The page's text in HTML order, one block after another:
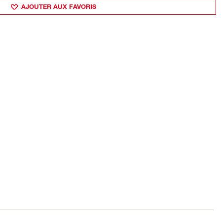
AJOUTER AUX FAVORIS